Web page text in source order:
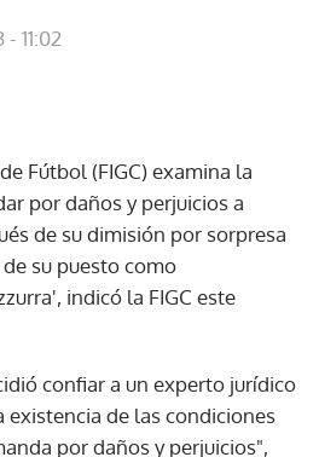
11:02
Fútbol (FIGC) examina la
por daños y perjuicios a
de su dimisión por sorpresa
su puesto como
indicó la FIGC este
confiar a un experto jurídico
existencia de las condiciones
por daños y perjuicios",